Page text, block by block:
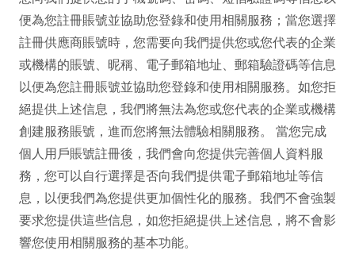
便為您註冊賬號並協助您登錄和使用相關服務；當您選擇
註冊供應商賬號時，您需要向我們提供您或您代表的企業
或機構的賬號、昵稱、電子郵箱地址、郵箱驗證碼等信息
以便為您註冊賬號並協助您登錄和使用相關服務。如您拒
絕提供上述信息，我們將無法為您或您代表的企業或機構
創建服務賬號，進而您將無法體驗相關服務。 當您完成
個人用戶賬號註冊後，我們會向您提供完善個人資料服
務，您可以自行選擇是否向我們提供電子郵箱地址等信
息，以便我們為您提供更加個性化的服務。我們不會強製
要求您提供這些信息，如您拒絕提供上述信息，將不會影
響您使用相關服務的基本功能。